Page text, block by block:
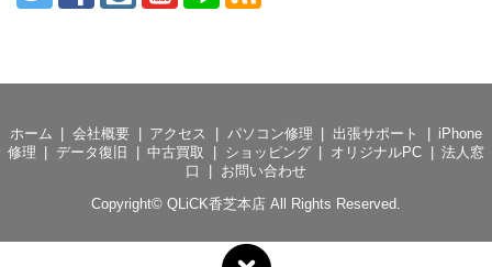
ホーム 会社概要 アクセス パソコン修理 出張サポート
iPhone
修理
データ復旧 中古買取 ショッピング オリジナルPC
法人窓
口
お問い合わせ
Copyright© QLiCK香芝本店 All Rights Reserved.